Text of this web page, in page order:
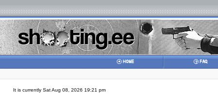
It is currently Sat Aug 08, 2026 19:21 pm